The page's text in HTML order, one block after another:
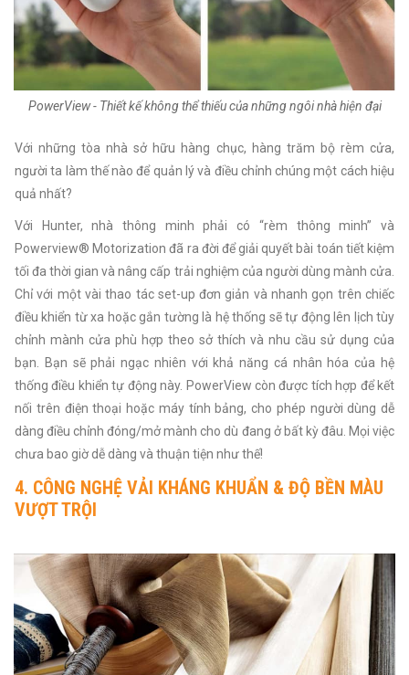
PowerView - Thiết kế không thể thiếu của những ngôi nhà hiện đại
Với những tòa nhà sở hữu hàng chục, hàng trăm bộ rèm cửa,
người ta làm thế nào để quản lý và điều chỉnh chúng một cách hiệu
quả nhất?
Với Hunter, nhà thông minh phải có “rèm thông minh” và
Powerview® Motorization đã ra đời để giải quyết bài toán tiết kiệm
tối đa thời gian và nâng cấp trải nghiệm của người dùng mành cửa.
Chỉ với một vài thao tác set-up đơn giản và nhanh gọn trên chiếc
điều khiển từ xa hoặc gắn tường là hệ thống sẽ tự động lên lịch tùy
chỉnh mành cửa phù hợp theo sở thích và nhu cầu sử dụng của
bạn. Bạn sẽ phải ngạc nhiên với khả năng cá nhân hóa của hệ
thống điều khiển tự động này. PowerView còn được tích hợp để kết
nối trên điện thoại hoặc máy tính bảng, cho phép người dùng dễ
dàng điều chỉnh đóng/mở mành cho dù đang ở bất kỳ đâu. Mọi việc
chưa bao giờ dễ dàng và thuận tiện như thế!
4. CÔNG NGHỆ VẢI KHÁNG KHUẨN & ĐỘ BỀN MÀU
VƯỢT TRỘI